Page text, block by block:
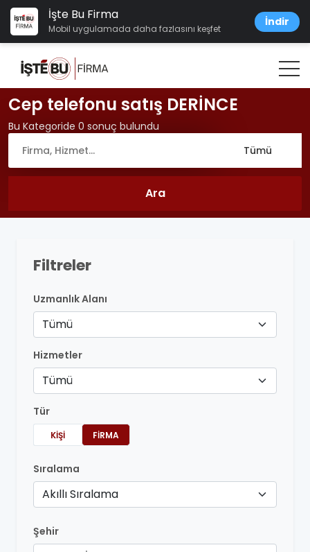
İşte Bu Firma
Mobil uygulamada daha fazlasını keşfet
İndir
Cep telefonu satış DERİNCE
Bu Kategoride 0 sonuç bulundu
Filtreler
Uzmanlık Alanı
Tümü
Hizmetler
Tümü
Tür
KIŞI FIRMA
Sıralama
Akıllı Sıralama
Şehir